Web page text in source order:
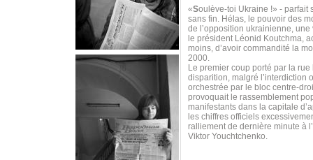
«Soulève-toi Ukraine !» - parfait
sans fin. Hélas, le pouvoir des
de l’opposition ukrainienne,
le président Léonid Koutchma,
moins, d’avoir commandité la
2000.
Le premier coup porté par la
disparition, malgré l’interdiction
orchestrée par le bloc centre-
provoquait le rassemblement
manifestants dans la capitale
les chiffres officiels
ralliement de dernière minute à
Viktor Youchtchenko.